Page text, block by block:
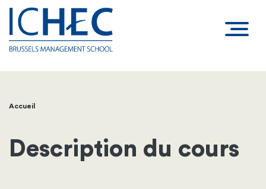
Fil
d'Ariane
Accueil
Description du cours